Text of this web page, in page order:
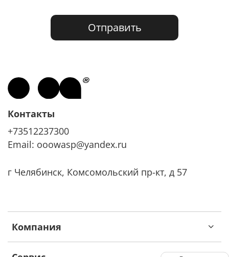
Отправить
Компания
Контакты
+73512237300
Email: ooowasp@yandex.ru
г Челябинск, Комсомольский пр-кт, д 57